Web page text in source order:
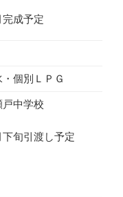
成予定
・個別ＬＰＧ
中学校
旬引渡し予定